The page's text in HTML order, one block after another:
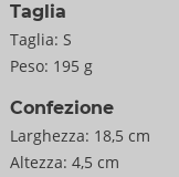
Taglia
Taglia: S
Peso: 195 g
Confezione
Larghezza: 18,5 cm
Altezza: 4,5 cm